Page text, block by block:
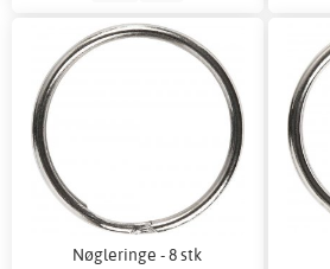
Nøgleringe - 8 stk